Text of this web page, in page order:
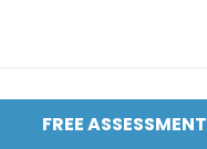
FREEASSESSMENT